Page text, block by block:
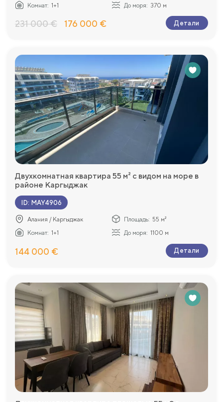
Комнат: 1+1 До моря: 370 м
231 000 € 176 000 € Детали
Двухкомнатная квартира 55 м² с видом на море в
районе Каргыджак
ID: MAY4906
Алания / Каргыджак Площадь: 55 м²
Комнат: 1+1 До моря: 1100 м
144 000 € Детали